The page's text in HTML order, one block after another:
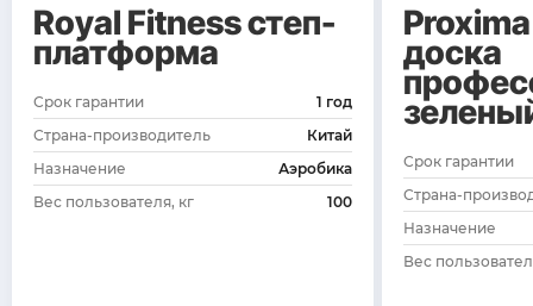
Royal Fitness степ-
платформа
Срок гарантии
1 год
Страна-производитель
Китай
Назначение
Аэробика
Вес пользователя, кг
100
доска
Срок гарантии
Страна-
Назначение
Вес